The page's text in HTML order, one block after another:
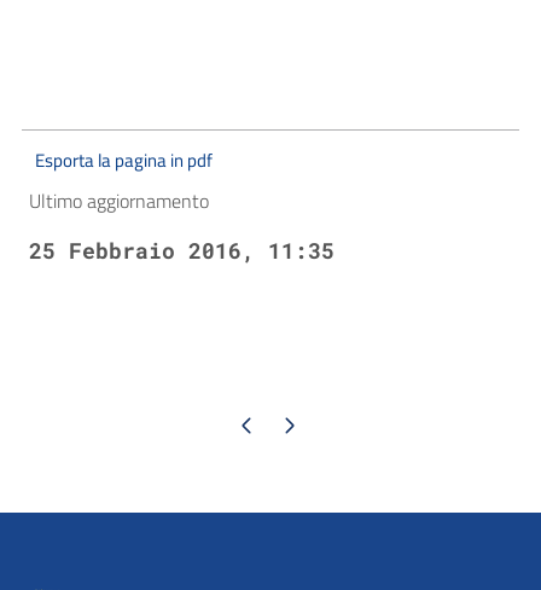
Esporta la pagina in pdf
Ultimo aggiornamento
25 Febbraio 2016, 11:35
Pagina precedente
Pagina successiva